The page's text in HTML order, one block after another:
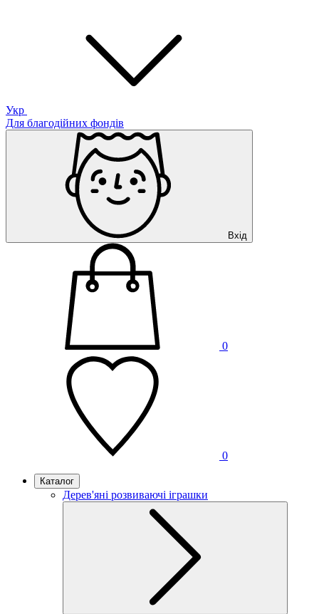
Укр
Для благодійних фондів
Вхід
0
0
Каталог
Дерев'яні розвиваючі іграшки